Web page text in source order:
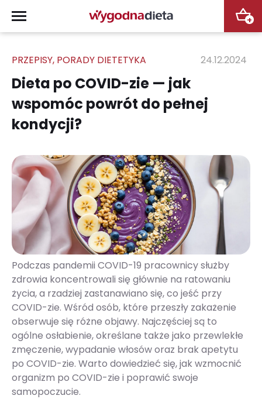
+
PRZEPISY, PORADY DIETETYKA 24.12.2024
Dieta po COVID-zie — jak
wspomóc powrót do pełnej
kondycji?
Podczas pandemii COVID-19 pracownicy służby
zdrowia koncentrowali się głównie na ratowaniu
życia, a rzadziej zastanawiano się, co jeść przy
COVID-zie. Wśród osób, które przeszły zakażenie
obserwuje się różne objawy. Najczęściej są to
ogólne osłabienie, określane także jako przewlekłe
zmęczenie, wypadanie włosów oraz brak apetytu
po COVID-zie. Warto dowiedzieć się, jak wzmocnić
organizm po COVID-zie i poprawić swoje
samopoczucie.